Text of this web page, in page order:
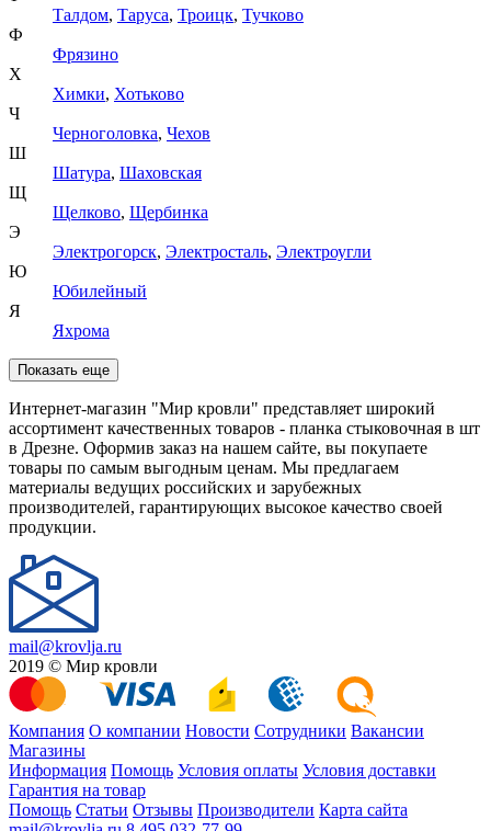
Талдом, Таруса, Троицк, Тучково
Ф
Фрязино
Х
Химки, Хотьково
Ч
Черноголовка, Чехов
Ш
Шатура, Шаховская
Щ
Щелково, Щербинка
Э
Электрогорск, Электросталь, Электроугли
Ю
Юбилейный
Я
Яхрома
Показать еще
Интернет-магазин "Мир кровли" представляет широкий
ассортимент качественных товаров - планка стыковочная в шт
в Дрезне. Оформив заказ на нашем сайте, вы покупаете
товары по самым выгодным ценам. Мы предлагаем
материалы ведущих российских и зарубежных
производителей, гарантирующих высокое качество своей
продукции.
mail@krovlja.ru
2019 © Мир кровли
Компания О компании Новости Сотрудники Вакансии
Магазины
Информация Помощь Условия оплаты Условия доставки
Гарантия на товар
Помощь Статьи Отзывы Производители Карта сайта